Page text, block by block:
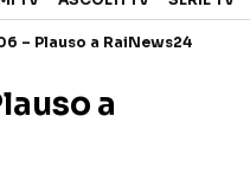
SERIE TV
– Plauso a RaiNews24
a